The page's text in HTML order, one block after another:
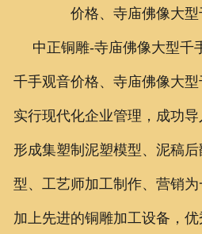
价格、寺庙佛像大
中正铜雕-寺庙佛像大型千
千手观音价格、寺庙佛像大
实行现代化企业管理，成功导
形成集塑制泥塑模型、泥稿
型、工艺师加工制作、营销为
加上先进的铜雕加工设备，